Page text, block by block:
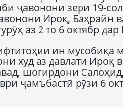
ҷавонони зери 19-
Ироқ, Баҳрайн
аз 2 то 6 октябр
ин мусобиқа
худ аз давлати
шогирдони
ҷамъбастӣ рӯзи 6